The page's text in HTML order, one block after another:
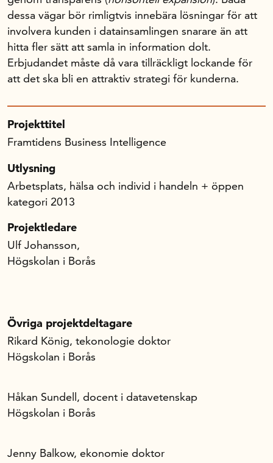
dessa vägar bör rimligtvis innebära lösningar för att
involvera kunden i datainsamlingen snarare än att
hitta fler sätt att samla in information dolt.
Erbjudandet måste då vara tillräckligt lockande för
att det ska bli en attraktiv strategi för kunderna.
Projekttitel
Framtidens Business Intelligence
Utlysning
Arbetsplats, hälsa och individ i handeln + öppen
kategori 2013
Projektledare
Ulf Johansson,
Högskolan i Borås
Övriga projektdeltagare
Rikard König, tekonologie doktor
Högskolan i Borås
Håkan Sundell, docent i datavetenskap
Högskolan i Borås
Jenny Balkow, ekonomie doktor